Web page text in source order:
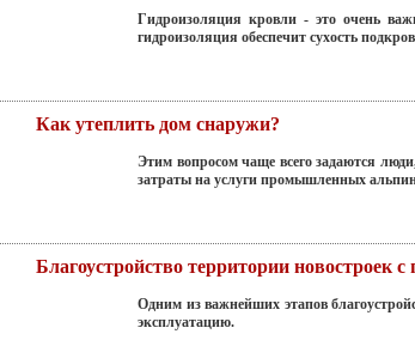
Гидроизоляция кровли - это очень
гидроизоляция обеспечит сухость
Как утеплить дом снаружи?
Этим вопросом чаще всего задаются
затраты на услуги промышленных
Благоустройство территории новостроек
Одним из важнейших этапов
эксплуатацию.